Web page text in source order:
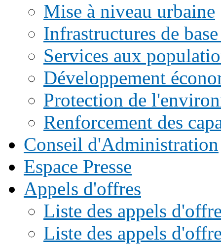
Mise à niveau urbaine
Infrastructures de
Services aux
Développement
Protection de
Renforcement des
Conseil d'Administration
Espace Presse
Appels d'offres
Liste des appels
Liste des appels